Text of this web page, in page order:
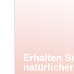
Erhalten